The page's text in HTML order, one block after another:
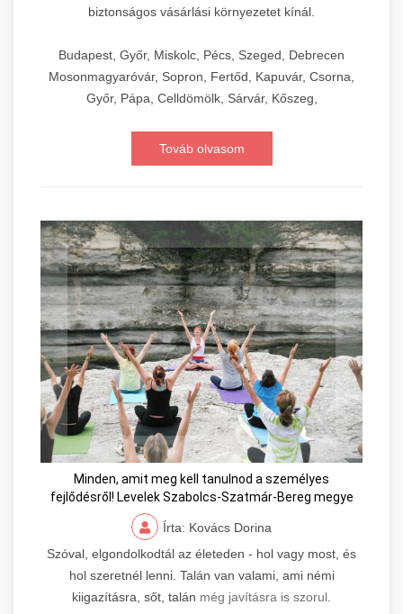
biztonságos vásárlási környezetet kínál.
Budapest, Győr, Miskolc, Pécs, Szeged, Debrecen
Mosonmagyaróvár, Sopron, Fertőd, Kapuvár, Csorna,
Győr, Pápa, Celldömölk, Sárvár, Kőszeg,
Továb olvasom
Minden, amit meg kell tanulnod a személyes
fejlődésről! Levelek Szabolcs-Szatmár-Bereg megye
Írta: Kovács Dorina
Szóval, elgondolkodtál az életeden - hol vagy most, és
hol szeretnél lenni. Talán van valami, ami némi
kiigazításra, sőt, talán még javításra is szorul